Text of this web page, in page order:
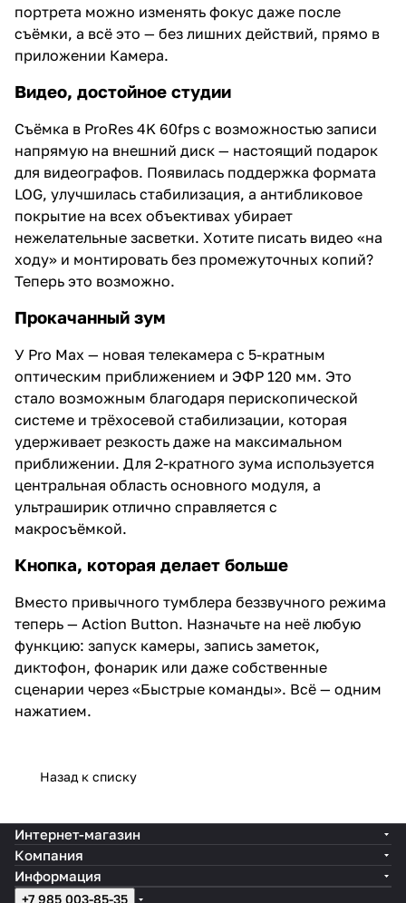
портрета можно изменять фокус даже после
съёмки, а всё это — без лишних действий, прямо в
приложении Камера.
Видео, достойное студии
Съёмка в ProRes 4K 60fps с возможностью записи
напрямую на внешний диск — настоящий подарок
для видеографов. Появилась поддержка формата
LOG, улучшилась стабилизация, а антибликовое
покрытие на всех объективах убирает
нежелательные засветки. Хотите писать видео «на
ходу» и монтировать без промежуточных копий?
Теперь это возможно.
Прокачанный зум
У Pro Max — новая телекамера с 5-кратным
оптическим приближением и ЭФР 120 мм. Это
стало возможным благодаря перископической
системе и трёхосевой стабилизации, которая
удерживает резкость даже на максимальном
приближении. Для 2-кратного зума используется
центральная область основного модуля, а
ультраширик отлично справляется с
макросъёмкой.
Кнопка, которая делает больше
Вместо привычного тумблера беззвучного режима
теперь — Action Button. Назначьте на неё любую
функцию: запуск камеры, запись заметок,
диктофон, фонарик или даже собственные
сценарии через «Быстрые команды». Всё — одним
нажатием.
Назад к списку
Интернет-магазин
Компания
Информация
+7 985 003-85-35